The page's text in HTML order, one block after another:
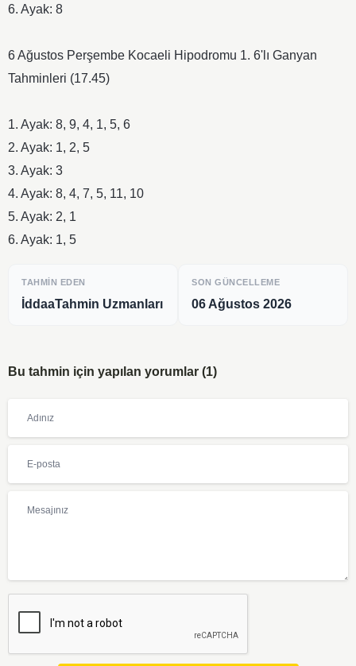
​6. Ayak: 8
​6 Ağustos Perşembe Kocaeli Hipodromu 1. 6'lı Ganyan
Tahminleri (17.45)
​1. Ayak: 8, 9, 4, 1, 5, 6
​2. Ayak: 1, 2, 5
​3. Ayak: 3
​4. Ayak: 8, 4, 7, 5, 11, 10
​5. Ayak: 2, 1
​6. Ayak: 1, 5
TAHMIN EDEN
İddaaTahmin Uzmanları
SON GÜNCELLEME
06 Ağustos 2026
Bu tahmin için yapılan yorumlar (1)